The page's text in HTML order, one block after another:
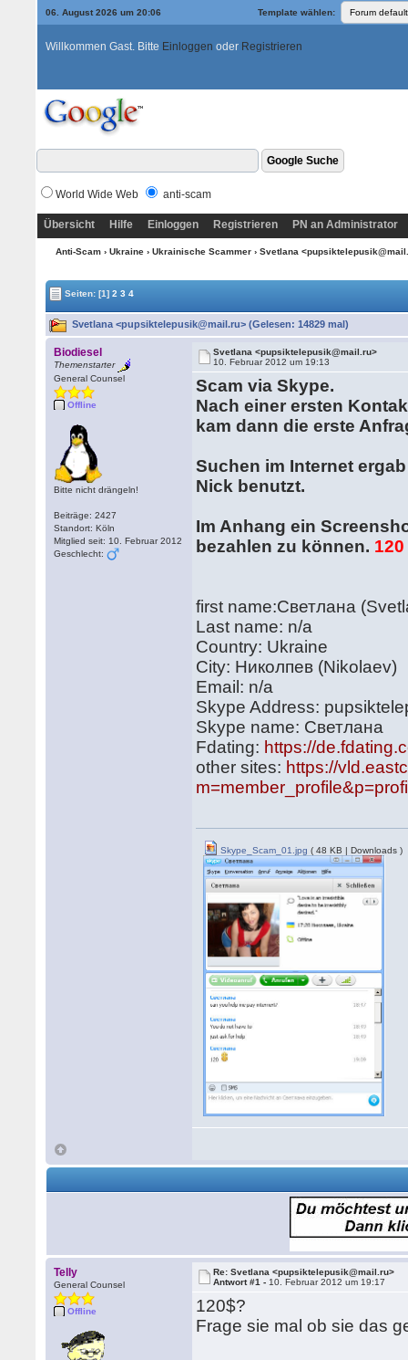
06. August 2026 um 20:06 Template wählen:
Willkommen Gast. Bitte Einloggen oder Registrieren
World Wide Web anti-scam
Übersicht Hilfe Einloggen Registrieren PN an Administrator
Anti-Scam› Ukraine› Ukrainische Scammer› Svetlana
Seiten:[1] 2 3 4
Svetlana <pupsiktelepusik@mail.ru> (Gelesen: 14829 mal)
Biodiesel
Themenstarter
General Counsel
Offline
Bitte nicht drängeln!
Beiträge: 2427
Standort: Köln
Mitglied seit: 10. Februar 2012
Geschlecht:
Svetlana <pupsiktelepusik@mail.ru>
10. Februar 2012 um 19:13
Scam via Skype.
Nach einer ersten
kam dann die erste
Suchen im Internet
Nick benutzt.
Im Anhang ein
bezahlen zu können. 120
first name:Светлана
Last name: n/a
Country: Ukraine
City: Николпев (Nikolaev)
Email: n/a
Skype Address:
Skype name: Светлана
Fdating: https://
other sites: https://
Skype_Scam_01.jpg ( 48 KB | Downloads )
Telly
General Counsel
Offline
Re: Svetlana <pupsiktelepusik@mail.ru>
Antwort #1 - 10. Februar 2012 um 19:17
120$?
Frage sie mal ob sie das